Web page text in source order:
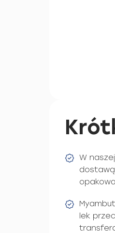
W
lek